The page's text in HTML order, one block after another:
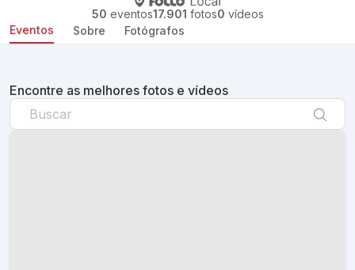
50 eventos17.901 fotos0 vídeos
Eventos
Sobre Fotógrafos
Encontre as melhores fotos e vídeos